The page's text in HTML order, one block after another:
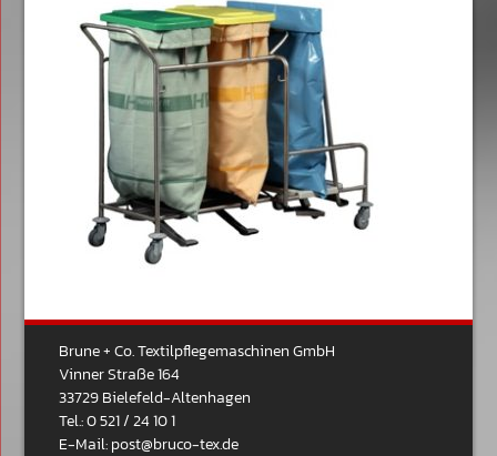
Brune + Co. Textilpflegemaschinen GmbH
Vinner Straße 164
33729 Bielefeld-Altenhagen
Tel.: 0 521 / 24 10 1
E-Mail: post@bruco-tex.de